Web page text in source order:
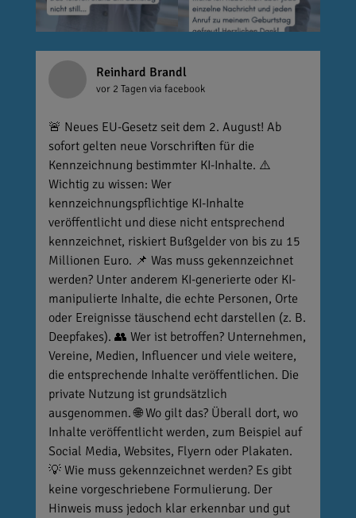
Reinhard Brandl
vor 2 Tagen via facebook
🚨 Neues EU-Gesetz seit dem 2. August! Ab
sofort gelten neue Vorschriften für die
Kennzeichnung bestimmter KI-Inhalte. ⚠️
Wichtig zu wissen: Wer
kennzeichnungspflichtige KI-Inhalte
veröffentlicht und diese nicht entsprechend
kennzeichnet, riskiert Bußgelder von bis zu 15
Millionen Euro. 📌 Was muss gekennzeichnet
werden? Unter anderem KI-generierte oder KI-
manipulierte Inhalte, die echte Personen, Orte
oder Ereignisse täuschend echt darstellen (z. B.
Deepfakes). 👥 Wer ist betroffen? Unternehmen,
Vereine, Medien, Influencer und viele weitere,
die entsprechende Inhalte veröffentlichen. Die
private Nutzung ist grundsätzlich
ausgenommen. 🌐 Wo gilt das? Überall dort, wo
Inhalte veröffentlicht werden, zum Beispiel auf
Social Media, Websites, Flyern oder Plakaten.
💡 Wie muss gekennzeichnet werden? Es gibt
keine vorgeschriebene Formulierung. Der
Hinweis muss jedoch klar erkennbar und gut